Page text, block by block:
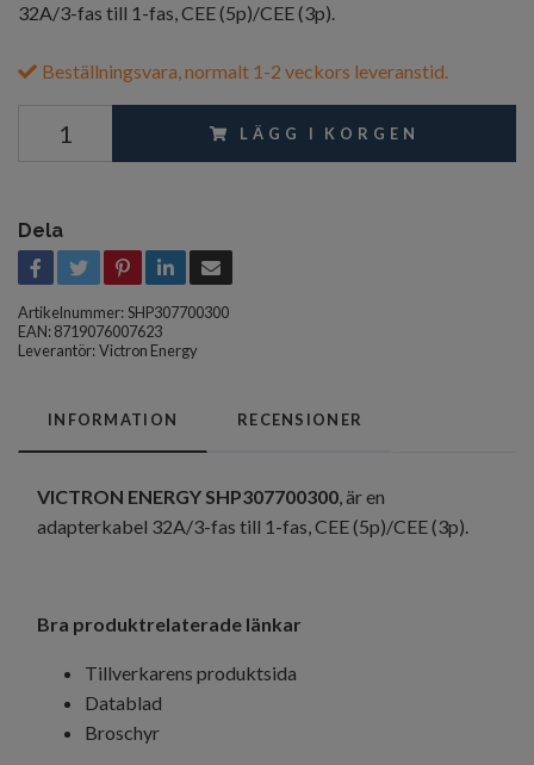
32A/3-fas till 1-fas, CEE (5p)/CEE (3p).
Beställningsvara, normalt 1-2 veckors leveranstid.
LÄGG I KORGEN
Dela
Artikelnummer:SHP307700300
EAN: 8719076007623
Leverantör:Victron Energy
INFORMATION RECENSIONER
VICTRON ENERGY SHP307700300, är en
adapterkabel 32A/3-fas till 1-fas, CEE (5p)/CEE (3p).
Bra produktrelaterade länkar
Tillverkarens produktsida
Datablad
Broschyr